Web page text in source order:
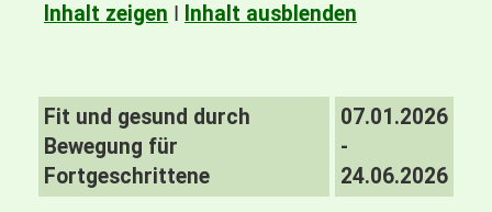
Inhalt zeigen I Inhalt ausblenden
Fit und gesund durch
Bewegung für
Fortgeschrittene
07.01.2026
-
24.06.2026